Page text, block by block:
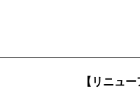
【リニュ